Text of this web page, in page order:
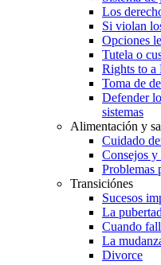
Los
Si violan
Opciones
Tutela o
Rights to a
Toma de
Defender
sistemas
Alimentación y
Cuidado
Consejos y
Problemas
Transiciónes
Sucesos
La
Cuando
La
Divorce